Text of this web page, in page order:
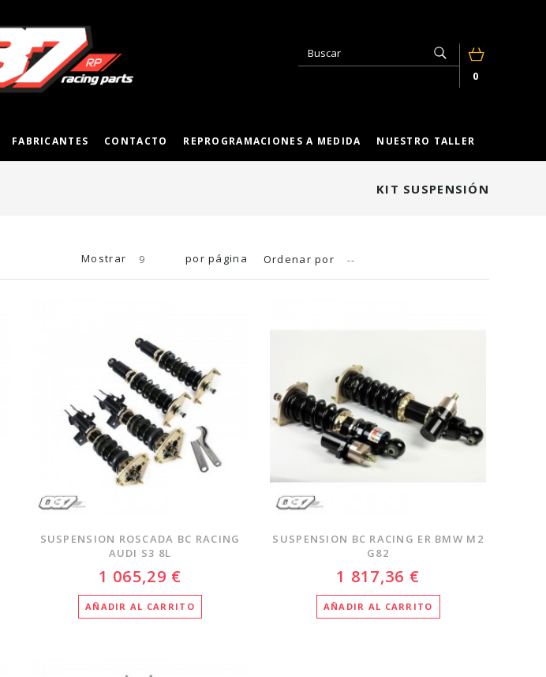
0
FABRICANTES CONTACTO REPROGRAMACIONES A MEDIDA NUESTRO TALLER
KIT SUSPENSIÓN
Ordenar por --
Mostrar 9 por página
SUSPENSION ROSCADA BC RACING
AUDI S3 8L
1 065,29 €
AÑADIR AL CARRITO
SUSPENSION BC RACING ER BMW M2
G82
1 817,36 €
AÑADIR AL CARRITO